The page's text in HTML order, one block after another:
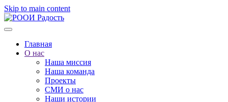
Skip to main content
Главная
О нас
Наша миссия
Наша команда
Проекты
СМИ о нас
Наши истории